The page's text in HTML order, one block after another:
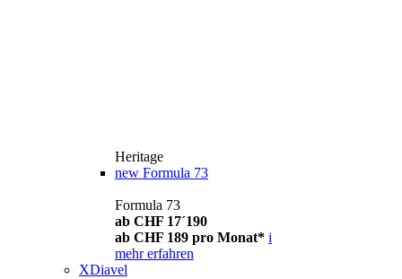
Heritage
new Formula 73
Formula 73
ab CHF 17´190
ab CHF 189 pro Monat* i
mehr erfahren
XDiavel